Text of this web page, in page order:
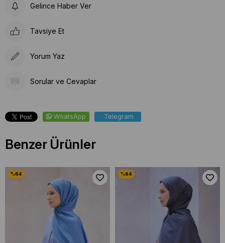
Gelince Haber Ver
Tavsiye Et
Yorum Yaz
Sorular ve Cevaplar
WhatsApp Telegram
Benzer Ürünler